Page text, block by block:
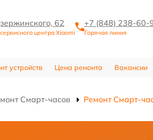
62
центра Xiaomi
+7 (848) 238-60-
Горячая линия
устройств Цена ремонта Вакансии
Смарт-часов Ремонт Смарт-